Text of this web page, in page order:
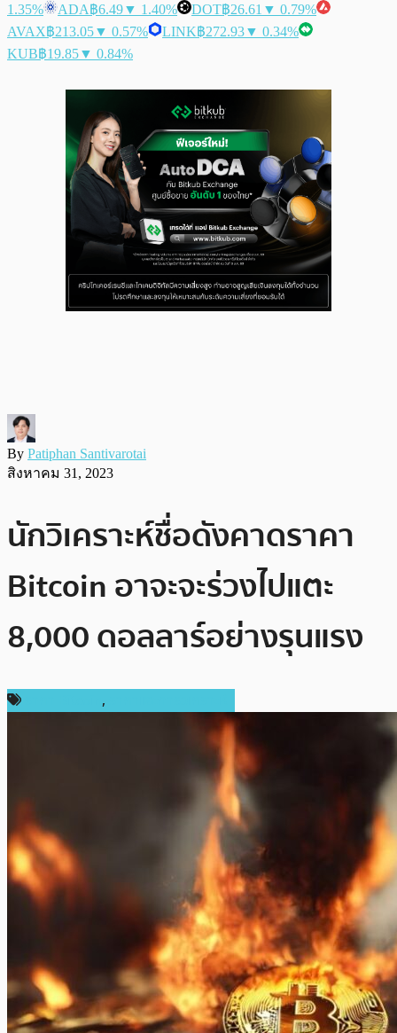
1.35%
ADA฿6.49▼ 1.40% DOT฿26.61 ▼ 0.79%
AVAX฿213.05▼ 0.57% LINK฿272.93▼ 0.34%
KUB฿19.85▼ 0.84%
By Patiphan Santivarotai
สิงหาคม 31, 2023
นักวิเคราะห์ชื่อดังคาดราคา
Bitcoin อาจะจะร่วงไปแตะ
8,000 ดอลลาร์อย่างรุนแรง
,